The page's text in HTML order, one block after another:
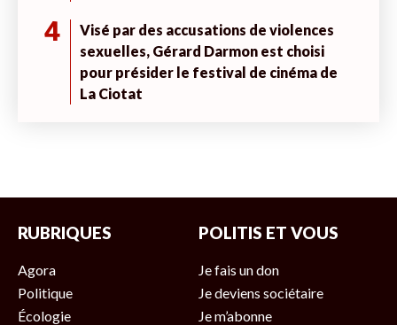
4
Visé par des accusations de violences
sexuelles, Gérard Darmon est choisi
pour présider le festival de cinéma de
La Ciotat
RUBRIQUES
Agora
Politique
Écologie
POLITIS ET VOUS
Je fais un don
Je deviens sociétaire
Je m’abonne